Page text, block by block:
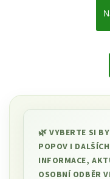
🌿 VYBERTE SI
POPOV I
INFORMACE,
OSOBNÍ ODBĚR